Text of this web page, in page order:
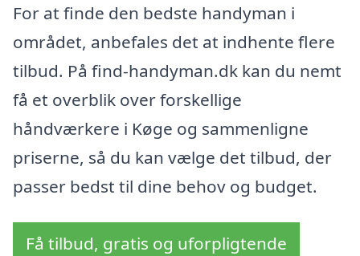
For at finde den bedste handyman i
området, anbefales det at indhente flere
tilbud. På find-handyman.dk kan du nemt
få et overblik over forskellige
håndværkere i Køge og sammenligne
priserne, så du kan vælge det tilbud, der
passer bedst til dine behov og budget.
Få tilbud, gratis og uforpligtende